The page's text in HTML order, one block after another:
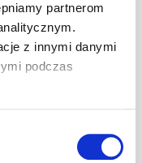
partnerom
z innymi danymi
podczas
szt –